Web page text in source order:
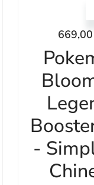
669,00
-